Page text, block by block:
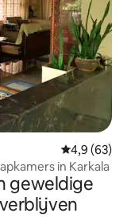
Gemiddelde
4,9 (63)
in Karkala
geweldige